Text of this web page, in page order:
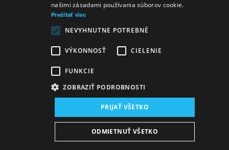
Božena Slančíková-Timrava
Vyhlásenie o prístupnosti
Majetok štátu
Osobné údaje Wezeo Altamira
našimi zásadami používania súborov cookie.
Prečítať viac
NEVYHNUTNE POTREBNÉ
VÝKONNOSŤ CIELENIE
FUNKCIE
ZOBRAZIŤ PODROBNOSTI
PRIJAŤ VŠETKO
ODMIETNUŤ VŠETKO